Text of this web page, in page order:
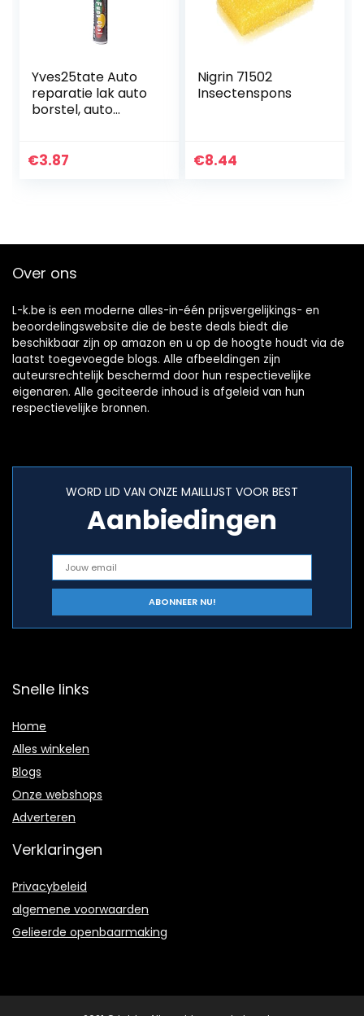
Yves25tate Auto
reparatie lak auto
borstel, auto
reparatie speciale
€3.87
Nigrin 71502
Insectenspons
€8.44
Over ons
L-k.be is een moderne alles-in-één prijsvergelijkings- en
beoordelingswebsite die de beste deals biedt die
beschikbaar zijn op amazon en u op de hoogte houdt via de
laatst toegevoegde blogs. Alle afbeeldingen zijn
auteursrechtelijk beschermd door hun respectievelijke
eigenaren. Alle geciteerde inhoud is afgeleid van hun
respectievelijke bronnen.
WORD LID VAN ONZE MAILLIJST VOOR BEST
Aanbiedingen
Snelle links
Home
Alles winkelen
Blogs
Onze webshops
Adverteren
Verklaringen
Privacybeleid
algemene voorwaarden
Gelieerde openbaarmaking